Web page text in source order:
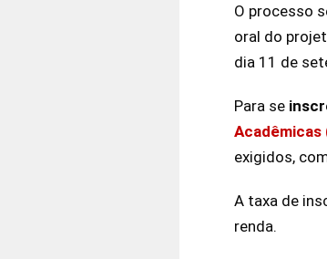
O processo
oral do
dia 11 de
Para se
Acadêmicas
exigidos,
A taxa de
renda.